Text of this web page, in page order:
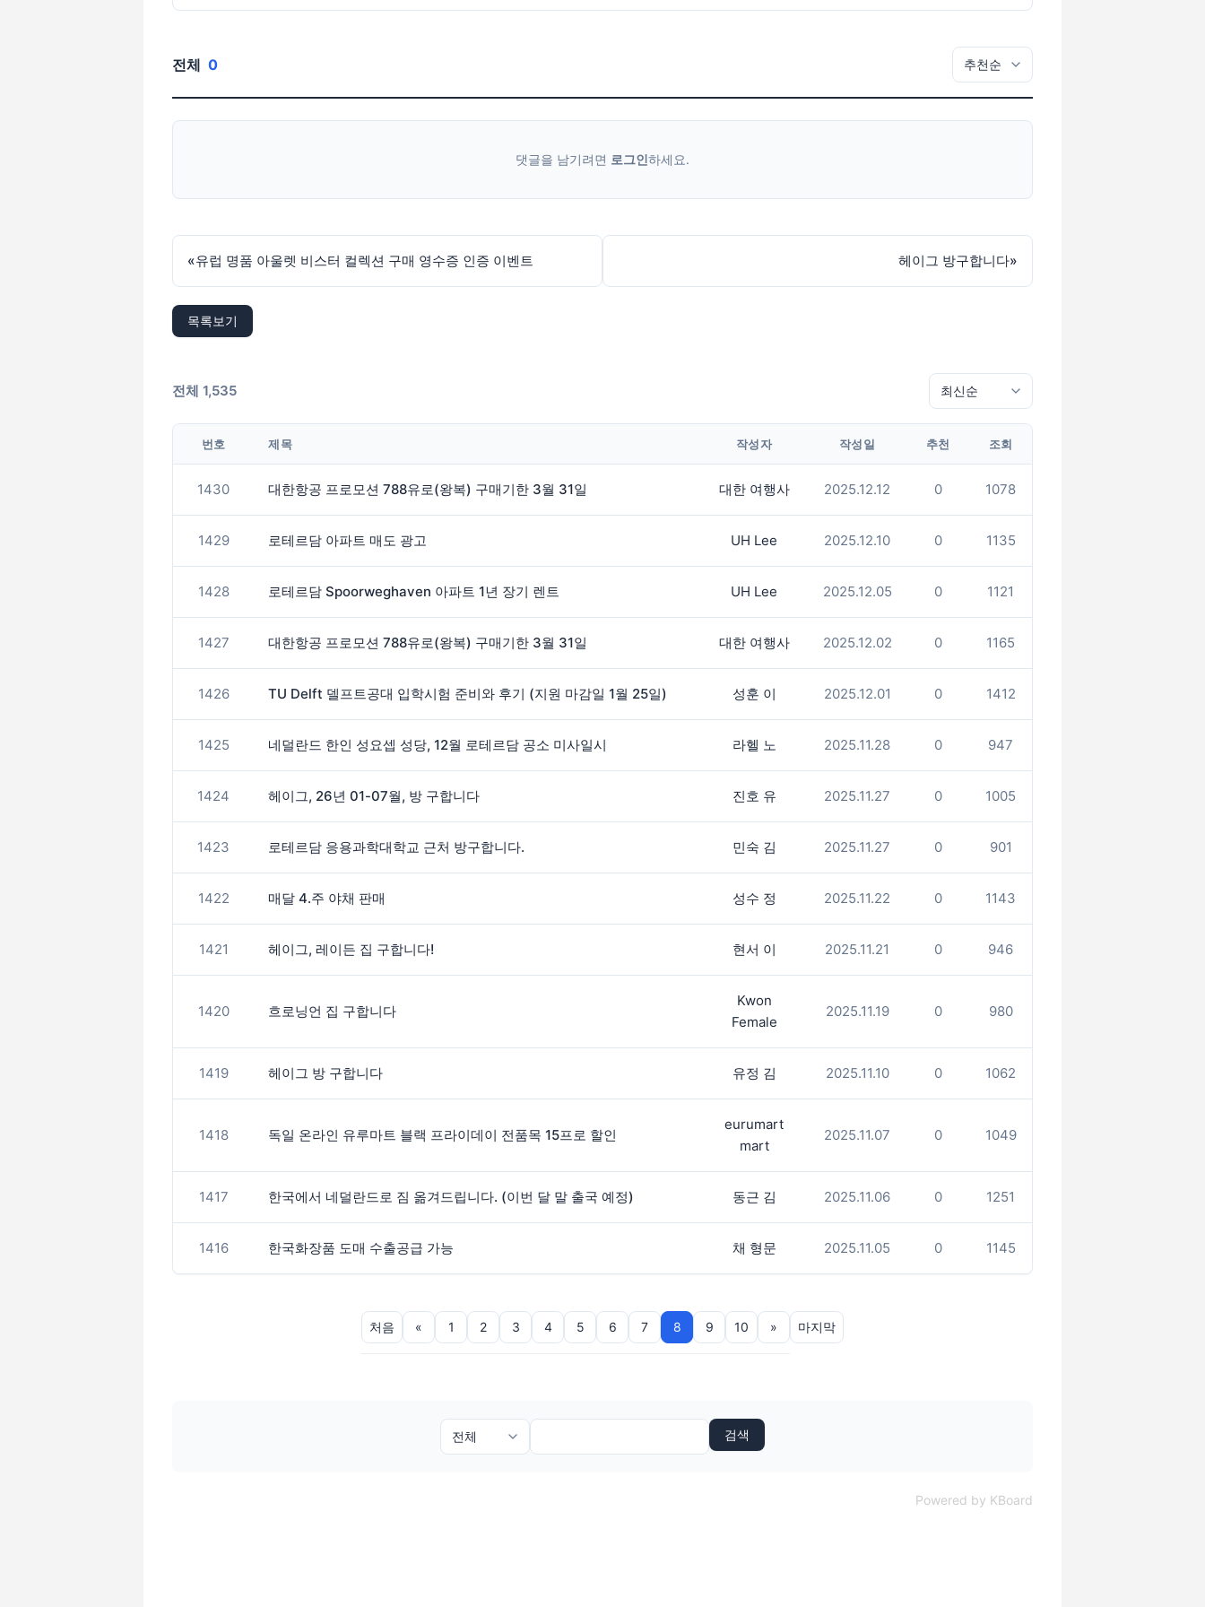
전체 0
댓글을 남기려면 로그인하세요.
«유럽 명품 아울렛 비스터 컬렉션 구매 영수증 인증 이벤트 헤이그 방구합니다»
목록보기
전체 1,535
번호 제목 작성자 작성일 추천 조회
1430 대한항공 프로모션 788유로(왕복) 구매기한 3월 31일 대한 여행사 2025.12.12 0 1078
1429 로테르담 아파트 매도 광고 UH Lee 2025.12.10 0 1135
1428 로테르담 Spoorweghaven 아파트 1년 장기 렌트 UH Lee 2025.12.05 0 1121
1427 대한항공 프로모션 788유로(왕복) 구매기한 3월 31일 대한 여행사 2025.12.02 0 1165
1426 TU Delft 델프트공대 입학시험 준비와 후기 (지원 마감일 1월 25일) 성훈 이 2025.12.01 0 1412
1425 네덜란드 한인 성요셉 성당, 12월 로테르담 공소 미사일시 라헬 노 2025.11.28 0 947
1424 헤이그, 26년 01-07월, 방 구합니다 진호 유 2025.11.27 0 1005
1423 로테르담 응용과학대학교 근처 방구합니다. 민숙 김 2025.11.27 0 901
1422 매달 4.주 야채 판매 성수 정 2025.11.22 0 1143
1421 헤이그, 레이든 집 구합니다! 현서 이 2025.11.21 0 946
1420 흐로닝언 집 구합니다
Kwon
Female
2025.11.19 0 980
1419 헤이그 방 구합니다 유정 김 2025.11.10 0 1062
1418 독일 온라인 유루마트 블랙 프라이데이 전품목 15프로 할인
eurumart
mart
2025.11.07 0 1049
1417 한국에서 네덜란드로 짐 옮겨드립니다. (이번 달 말 출국 예정) 동근 김 2025.11.06 0 1251
1416 한국화장품 도매 수출공급 가능 채 형문 2025.11.05 0 1145
처음 « 1 2 3 4 5 6 7 8 9 10 » 마지막
검색
Powered by KBoard